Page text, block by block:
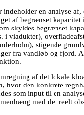
indeholder en analyse
af begrænset
skyldes begrænset
i viadukter),
stigende
fra vandløb og fjord.
af det lokale
hvor den konkrete
som input til en
med det reelt